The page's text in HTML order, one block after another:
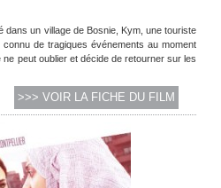
dans un village de Bosnie, Kym, une touriste
de tragiques événements au moment
peut oublier et décide de retourner sur les
>>> VOIR LA FICHE DU FILM